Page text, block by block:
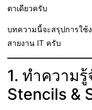
ตาเดียวครับ
บทความนี้จะสรุปการใช้
สายงาน IT ครับ
1. ทำความ
Stencils &